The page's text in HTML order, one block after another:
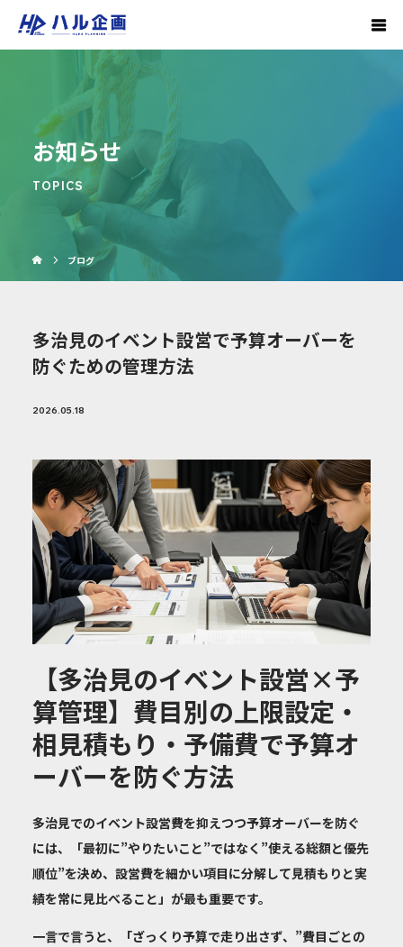
お知らせ
TOPICS
ブログ
多治見のイベント設営で予算オーバーを
防ぐための管理方法
2026.05.18
【多治見のイベント設営×予
算管理】費目別の上限設定・
相見積もり・予備費で予算オ
ーバーを防ぐ方法
多治見でのイベント設営費を抑えつつ予算オーバーを防ぐ
には、「最初に”やりたいこと”ではなく”使える総額と優先
順位”を決め、設営費を細かい項目に分解して見積もりと実
績を常に見比べること」が最も重要です。
一言で言うと、「ざっくり予算で走り出さず、”費目ごとの